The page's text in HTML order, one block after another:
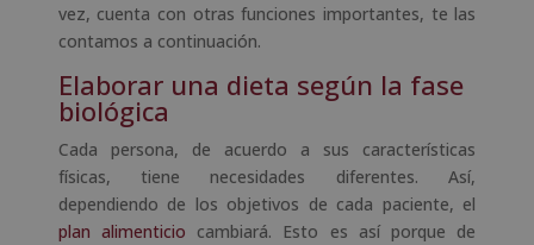
vez, cuenta con otras funciones importantes, te las
contamos a continuación.
Elaborar una dieta según la fase
biológica
Cada persona, de acuerdo a sus características
físicas, tiene necesidades diferentes. Así,
dependiendo de los objetivos de cada paciente, el
plan alimenticio cambiará. Esto es así porque de